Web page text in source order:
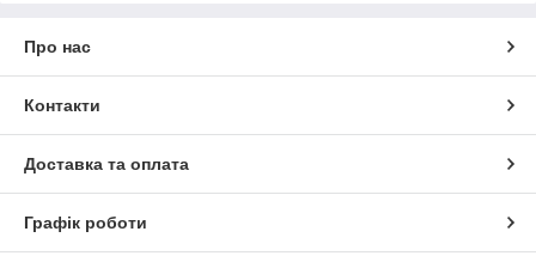
Про нас
Контакти
Доставка та оплата
Графік роботи